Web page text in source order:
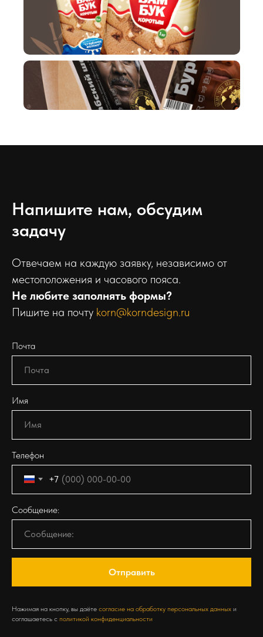
Напишите нам, обсудим
задачу
Отвечаем на каждую заявку, независимо от
местоположения и часового пояса.
Не любите заполнять формы?
Пишите на почту korn@korndesign.ru
Почта
Имя
Телефон
+7
Сообщение:
Отправить
Нажимая на кнопку, вы даёте согласие на обработку персональных данных и
соглашаетесь c политикой конфиденциальности